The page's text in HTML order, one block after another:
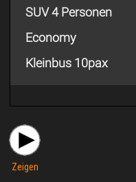
SUV 4 Personen
Economy
Kleinbus 10pax
Zeigen